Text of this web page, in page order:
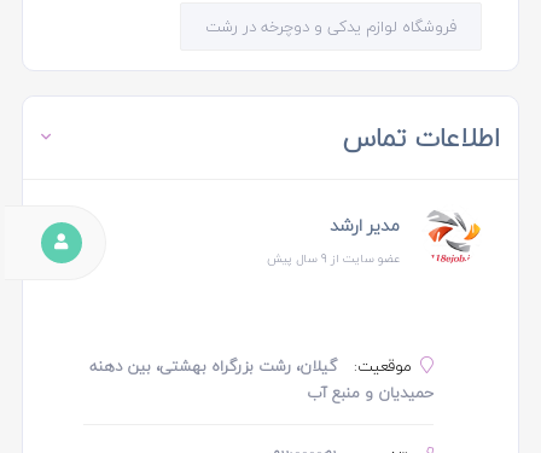
فروشگاه لوازم یدکی و دوچرخه در رشت
اطلاعات تماس
مدیر ارشد
عضو سایت از 9 سال پیش
موقعیت:
گیلان، رشت بزرگراه بهشتی، بین دهنه
حمیدیان و منبع آب